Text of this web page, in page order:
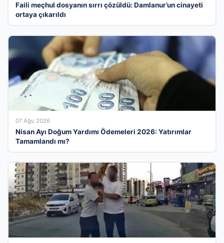
Faili meçhul dosyanın sırrı çözüldü: Damlanur’un cinayeti
ortaya çıkarıldı
07 Ağu 2026
Nisan Ayı Doğum Yardımı Ödemeleri 2026: Yatırımlar
Tamamlandı mı?